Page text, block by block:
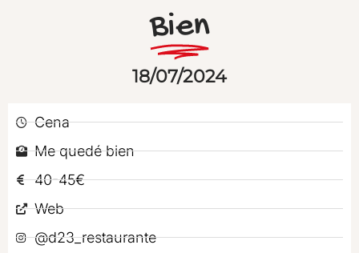
Bien
18/07/2024
Cena
Me quedé bien
40-45€
Web
@d23_restaurante